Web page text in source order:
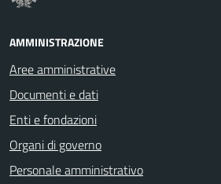
AMMINISTRAZIONE
Aree amministrative
Documenti e dati
Enti e fondazioni
Organi di governo
Personale amministrativo